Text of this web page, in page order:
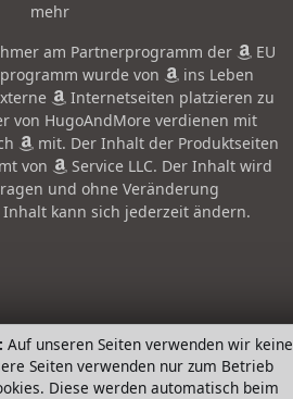
Auf unseren Seiten verwenden wir keine
Seiten verwenden nur zum Betrieb
Diese werden automatisch beim
mehr
am Partnerprogramm der
EU
wurde von
ins Leben
Internetseiten platzieren zu
von HugoAndMore verdienen mit
mit. Der Inhalt der Produktseiten
von
Service LLC. Der Inhalt wird
und ohne Veränderung
kann sich jederzeit ändern.